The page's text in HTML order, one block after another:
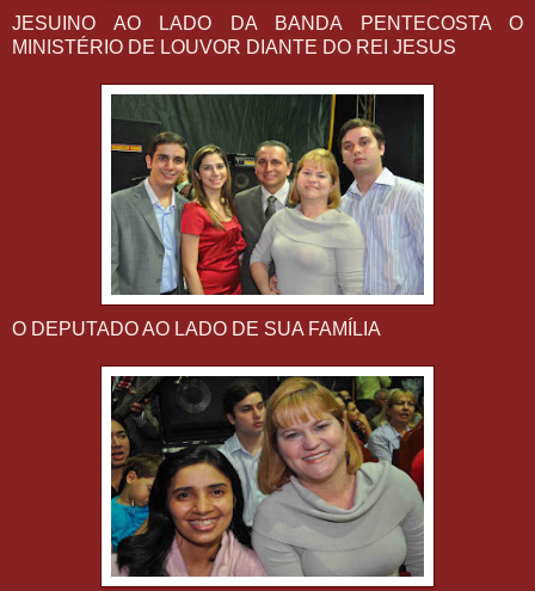
JESUINO AO LADO DA BANDA PENTECOSTA O
MINISTÉRIO DE LOUVOR DIANTE DO REI JESUS
O DEPUTADO AO LADO DE SUA FAMÍLIA